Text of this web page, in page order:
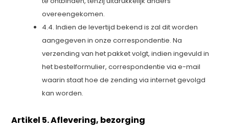
overeengekomen.
4.4. Indien de levertijd bekend is zal dit worden
aangegeven in onze correspondentie. Na
verzending van het pakket volgt, indien ingevuld in
het bestelformulier, correspondentie via e-mail
waarin staat hoe de zending via internet gevolgd
kan worden.
Artikel 5. Aflevering, bezorging